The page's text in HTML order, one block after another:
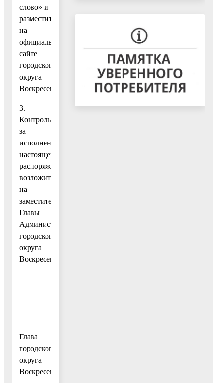
слово» и
разместить
на
официальном
сайте
городского
округа
Воскресенск.
3.
Контроль
за
исполнением
настоящего
распоряжения
возложить
на
заместителей
Главы
Администрации
городского
округа
Воскресенск.
Глава
городского
округа
Воскресенск